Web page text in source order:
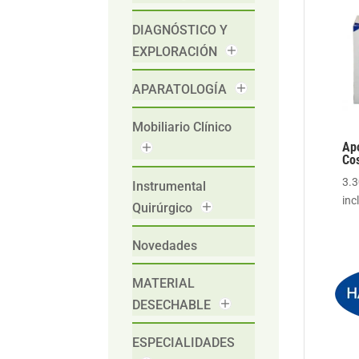
DIAGNÓSTICO Y
EXPLORACIÓN
APARATOLOGÍA
Mobiliario Clínico
Instrumental
Quirúrgico
Novedades
MATERIAL
DESECHABLE
ESPECIALIDADES